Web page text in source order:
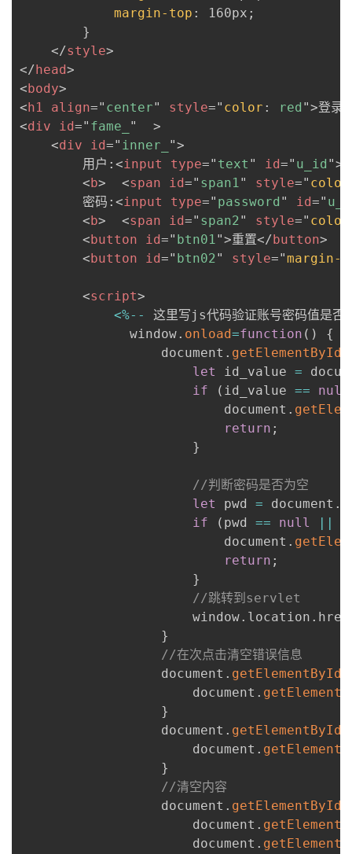
margin-top : 160px ;
}
</style>
</head>
<body>
<h1 align=" center" style=" color : red ">登录
<div id=" fame_ "
>
<div id=" inner_ ">
        用户:
<input type=" text " id=" u_id ">
<b> <span id=" span1" style=" color
        密码:
<input type=" password " id="
<b> <span id=" span2" style=" color
<button id=" btn01">重置</button>
<button id=" btn02" style="margin-
<script>
<%--
这里写js代码验证账号密码值是否
              window
. onload=function ( )
{
                  document
. getElementById
let
id_value =
if
( id_value ==
null
                          document
.
return ;
}
//判断密码是否为空
let
pwd = document .
if
( pwd == null ||
                          document
.
return ;
}
//跳转到servlet
                      window
. location .
}
//在次点击清空错误信息
                  document
. getElementById
                      document
.
}
                  document
. getElementById
                      document
.
}
//清空内容
                  document
. getElementById
                      document
.
                      document
.